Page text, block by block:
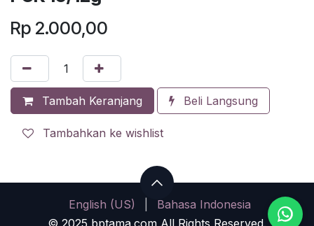
Rp 2.000,00
Tambah Keranjang Beli Langsung
Tambahkan ke wishlist
English (US)
Bahasa Indonesia